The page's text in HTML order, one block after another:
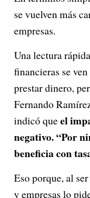
se vuelven más
empresas.
Una lectura
financieras se
prestar dinero,
Fernando
indicó queel
negativo. “Por
beneficia con
Eso porque, al
y empresas lo